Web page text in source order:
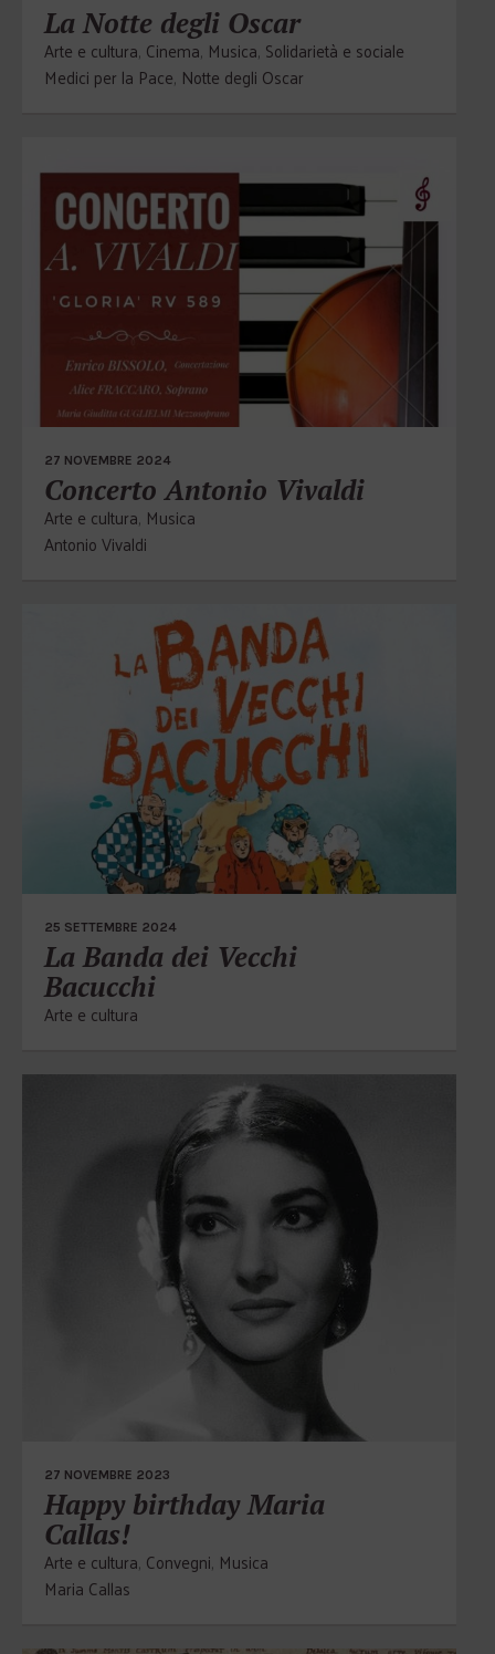
La Notte degli Oscar
Arte e cultura, Cinema, Musica, Solidarietà e sociale
Medici per la Pace, Notte degli Oscar
27 NOVEMBRE 2024
Concerto Antonio Vivaldi
Arte e cultura, Musica
Antonio Vivaldi
25 SETTEMBRE 2024
La Banda dei Vecchi
Bacucchi
Arte e cultura
27 NOVEMBRE 2023
Happy birthday Maria
Callas!
Arte e cultura, Convegni, Musica
Maria Callas